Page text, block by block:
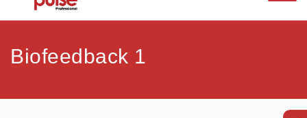
Biofeedback 1